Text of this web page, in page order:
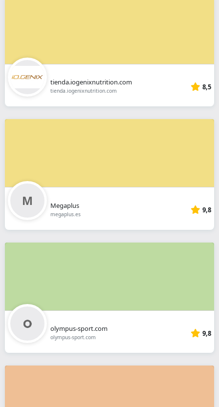
tienda.iogenixnutrition.com
tienda.iogenixnutrition.com 8,5
Megaplus
megaplus.es 9,8
olympus-sport.com
olympus-sport.com 9,8